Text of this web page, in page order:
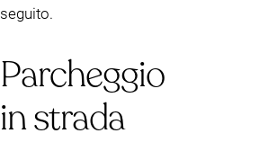
seguito.
Parcheggio
in strada